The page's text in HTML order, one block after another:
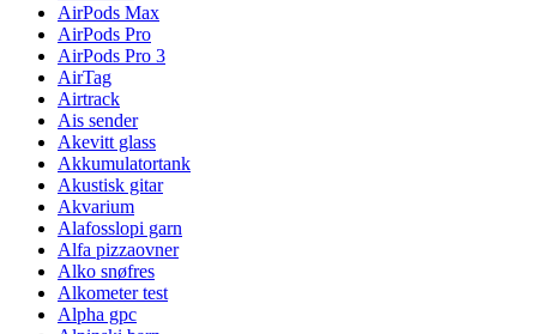
AirPods Max
AirPods Pro
AirPods Pro 3
AirTag
Airtrack
Ais sender
Akevitt glass
Akkumulatortank
Akustisk gitar
Akvarium
Alafosslopi garn
Alfa pizzaovner
Alko snøfres
Alkometer test
Alpha gpc